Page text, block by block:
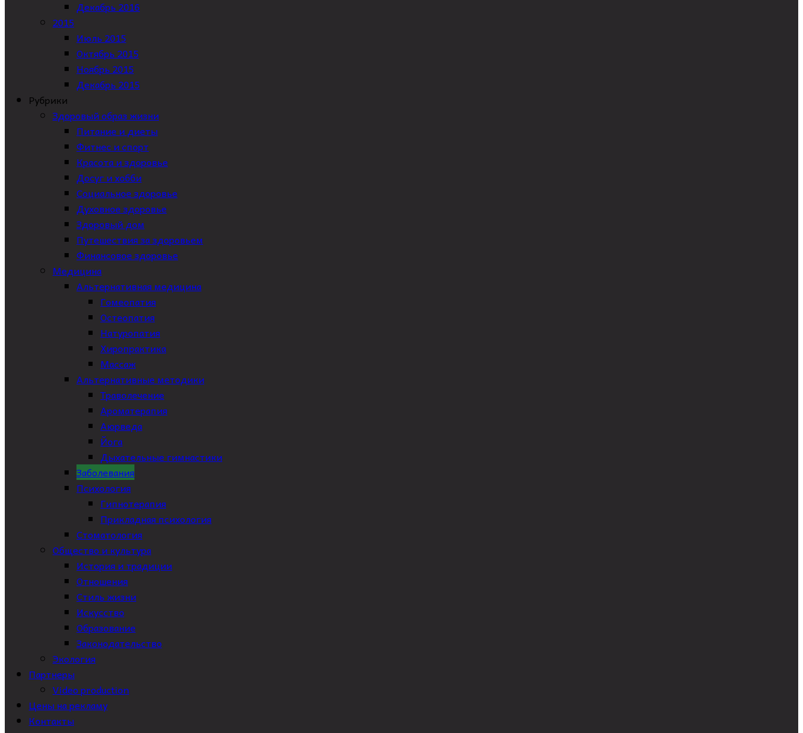
Декабрь 2016
2015
Июль 2015
Октябрь 2015
Ноябрь 2015
Декабрь 2015
Рубрики
Здоровый образ жизни
Питание и диеты
Фитнес и спорт
Красота и здоровье
Досуг и хобби
Социальное здоровье
Духовное здоровье
Здоровый дом
Путешествия за здоровьем
Финансовое здоровье
Медицина
Альтернативная медицина
Гомеопатия
Остеопатия
Натуропатия
Хиропрактика
Массаж
Альтернативные методики
Траволечение
Ароматерапия
Аюрведа
Йога
Дыхательные гимнастики
Заболевания
Психология
Гипнотерапия
Прикладная психология
Стоматология
Общество и культура
История и традиции
Отношения
Стиль жизни
Искусство
Образование
Законодательство
Экология
Партнеры
Video production
Цены на рекламу
Контакты